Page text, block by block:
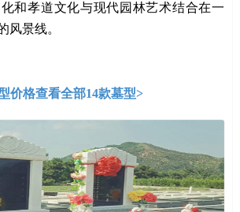
和孝道文化与现代园林艺术结合在一
风景线。
价格查看全部14款墓型>